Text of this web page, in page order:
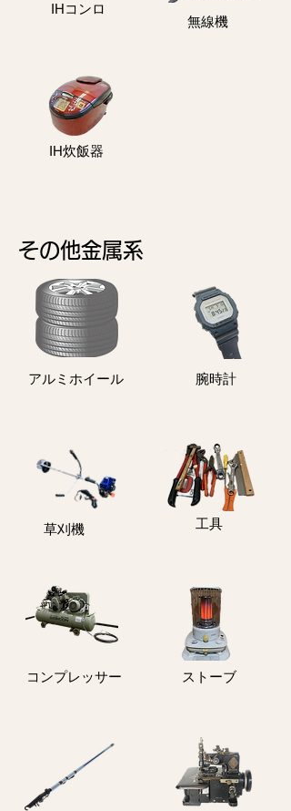
​IHコンロ
無線機
IH炊飯器
その他金属系
アルミホイール ​腕時計
​草刈機 ​工具
コンプレッサー ストーブ